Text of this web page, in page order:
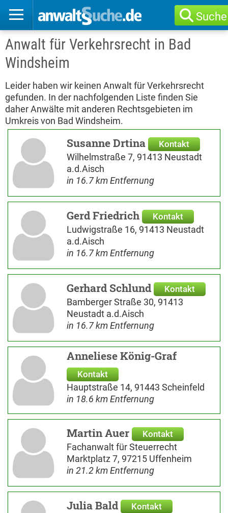
Suche
Anwalt für Verkehrsrecht in Bad
Windsheim
Leider haben wir keinen Anwalt für Verkehrsrecht
gefunden. In der nachfolgenden Liste finden Sie
daher Anwälte mit anderen Rechtsgebieten im
Umkreis von Bad Windsheim.
Susanne Drtina Kontakt
Wilhelmstraße 7, 91413 Neustadt
a.d.Aisch
in 16.7 km Entfernung
Gerd Friedrich Kontakt
Ludwigstraße 16, 91413 Neustadt
a.d.Aisch
in 16.7 km Entfernung
Gerhard Schlund Kontakt
Bamberger Straße 30, 91413
Neustadt a.d.Aisch
in 16.7 km Entfernung
Anneliese König-Graf
Kontakt
Hauptstraße 14, 91443 Scheinfeld
in 18.6 km Entfernung
Martin Auer Kontakt
Fachanwalt für Steuerrecht
Marktplatz 7, 97215 Uffenheim
in 21.2 km Entfernung
Julia Bald Kontakt